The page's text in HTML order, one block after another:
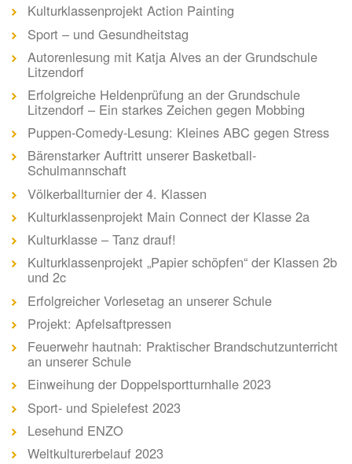
Kulturklassenprojekt Action Painting
Sport – und Gesundheitstag
Autorenlesung mit Katja Alves an der Grundschule
Litzendorf
Erfolgreiche Heldenprüfung an der Grundschule
Litzendorf – Ein starkes Zeichen gegen Mobbing
Puppen-Comedy-Lesung: Kleines ABC gegen Stress
Bärenstarker Auftritt unserer Basketball-
Schulmannschaft
Völkerballturnier der 4. Klassen
Kulturklassenprojekt Main Connect der Klasse 2a
Kulturklasse – Tanz drauf!
Kulturklassenprojekt „Papier schöpfen“ der Klassen 2b
und 2c
Erfolgreicher Vorlesetag an unserer Schule
Projekt: Apfelsaftpressen
Feuerwehr hautnah: Praktischer Brandschutzunterricht
an unserer Schule
Einweihung der Doppelsportturnhalle 2023
Sport- und Spielefest 2023
Lesehund ENZO
Weltkulturerbelauf 2023